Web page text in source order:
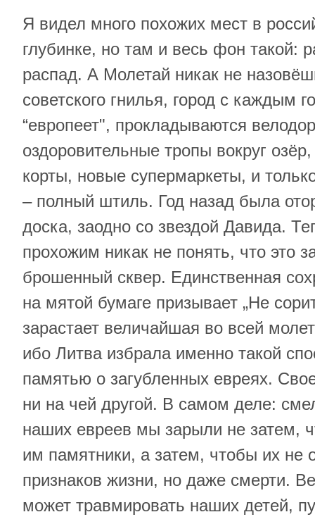
Я видел много похожих мест в
глубинке, но там и весь фон такой:
распад. А Молетай никак не
советского гнилья, город с каждым
“европеет", прокладываются
оздоровительные тропы вокруг
корты, новые супермаркеты, и
– полный штиль. Год назад была
доска, заодно со звездой Давида.
прохожим никак не понять, что это
брошенный сквер. Единственная
на мятой бумаге призывает „Не
зарастает величайшая во всей
ибо Литва избрала именно такой
памятью о загубленных евреях.
ни на чей другой. В самом деле:
наших евреев мы зарыли не затем,
им памятники, а затем, чтобы их не
признаков жизни, но даже смерти.
может травмировать наших детей,